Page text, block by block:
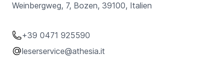
Weinbergweg, 7, Bozen, 39100, Italien
+39 0471 925590
leserservice@athesia.it